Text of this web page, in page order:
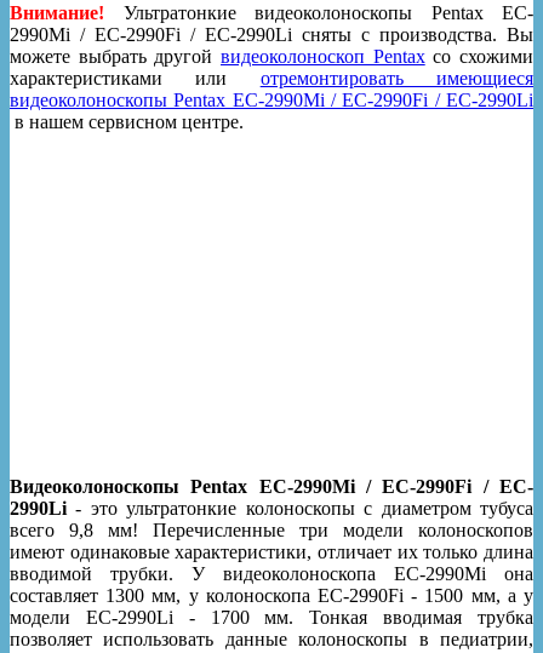
Внимание!
Ультратонкие видеоколоноскопы Pentax EC-
2990Mi / EC-2990Fi / EC-2990Li сняты с производства. Вы
можете выбрать другой видеоколоноскоп Pentax со схожими
характеристиками или
отремонтировать имеющиеся
видеоколоноскопы Pentax EC-2990Mi / EC-2990Fi / EC-2990Li
в нашем сервисном центре.
Видеоколоноскопы Pentax EC-2990Mi / EC-2990Fi / EC-
2990Li - это ультратонкие колоноскопы с диаметром тубуса
всего 9,8 мм! Перечисленные три модели колоноскопов
имеют одинаковые характеристики, отличает их только длина
вводимой трубки. У видеоколоноскопа EC-2990Mi она
составляет 1300 мм, у колоноскопа EC-2990Fi - 1500 мм, а у
модели EC-2990Li - 1700 мм. Тонкая вводимая трубка
позволяет использовать данные колоноскопы в педиатрии,